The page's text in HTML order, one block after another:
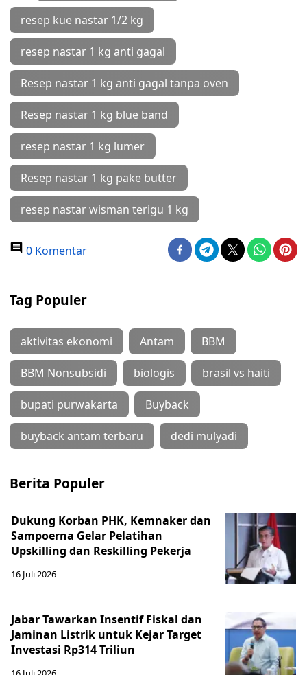
resep kue nastar 1/2 kg
resep nastar 1 kg anti gagal
Resep nastar 1 kg anti gagal tanpa oven
Resep nastar 1 kg blue band
resep nastar 1 kg lumer
Resep nastar 1 kg pake butter
resep nastar wisman terigu 1 kg
0 Komentar
Tag Populer
aktivitas ekonomi Antam BBM
BBM Nonsubsidi biologis brasil vs haiti
bupati purwakarta Buyback
buyback antam terbaru dedi mulyadi
Berita Populer
Dukung Korban PHK, Kemnaker dan
Sampoerna Gelar Pelatihan
Upskilling dan Reskilling Pekerja
16 Juli 2026
Jabar Tawarkan Insentif Fiskal dan
Jaminan Listrik untuk Kejar Target
Investasi Rp314 Triliun